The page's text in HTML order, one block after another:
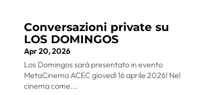
Conversazioni private su
LOS DOMINGOS
Apr 20, 2026
Los Domingos sarà presentato in evento
MetaCinema ACEC giovedì 16 aprile 2026! Nel
cinema come...